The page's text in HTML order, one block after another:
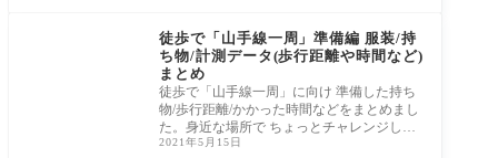
徒歩で「山手線一周」準備編 服装/持
ち物/計測データ(歩行距離や時間など)
まとめ
徒歩で「山手線一周」に向け 準備した持ち
物/歩行距離/かかった時間などをまとめまし
た。身近な場所で ちょっとチャレンジして
みたいと思っている方へ 分かりやすくお届
2021年5月15日